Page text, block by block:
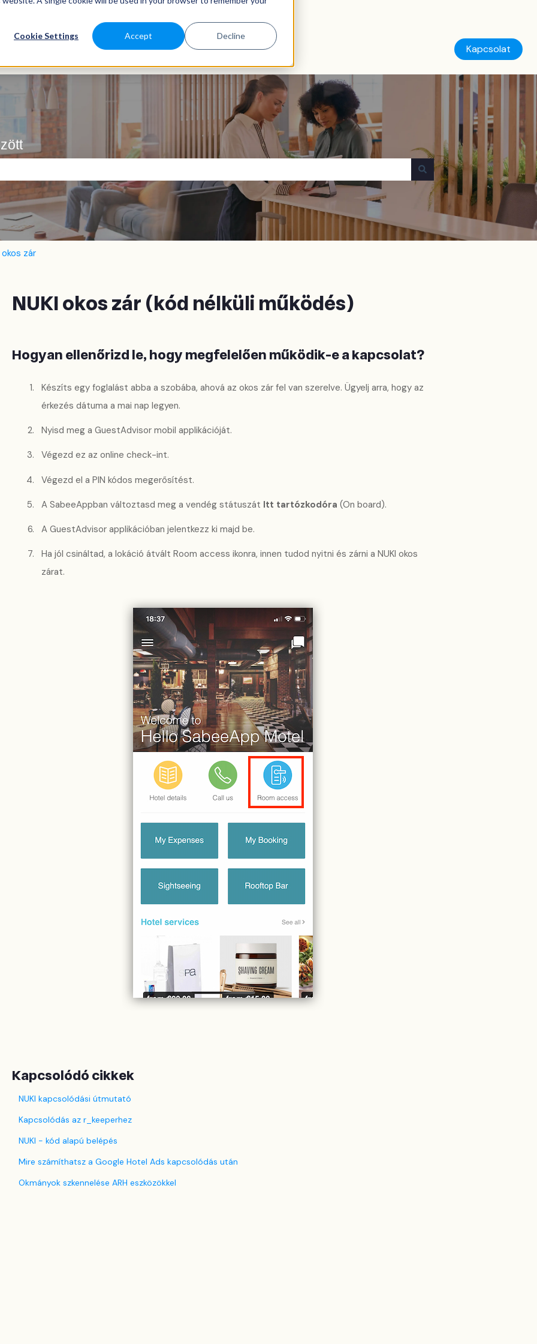
Cookie Settings Accept Decline
Kapcsolat
zár
NUKI okos zár (kód nélküli működés)
Hogyan ellenőrizd le, hogy megfelelően működik-e a kapcsolat?
Készíts egy foglalást abba a szobába, ahová az okos zár fel van szerelve. Ügyelj arra, hogy az
érkezés dátuma a mai nap legyen.
Nyisd meg a GuestAdvisor mobil applikációját.
Végezd ez az online check-int.
Végezd el a PIN kódos megerősítést.
A SabeeAppban változtasd meg a vendég státuszát Itt tartózkodóra (On board).
A GuestAdvisor applikációban jelentkezz ki majd be.
Ha jól csináltad, a lokáció átvált Room access ikonra, innen tudod nyitni és zárni a NUKI okos
zárat.
Kapcsolódó cikkek
NUKI kapcsolódási útmutató
Kapcsolódás az r_keeperhez
NUKI - kód alapú belépés
Mire számíthatsz a Google Hotel Ads kapcsolódás után
Okmányok szkennelése ARH eszközökkel